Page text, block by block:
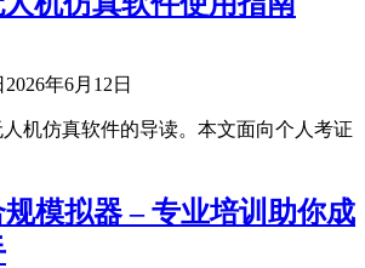
2026年6月12日
机仿真软件的导读。本文面向个人考证
模拟器 – 专业培训助你成